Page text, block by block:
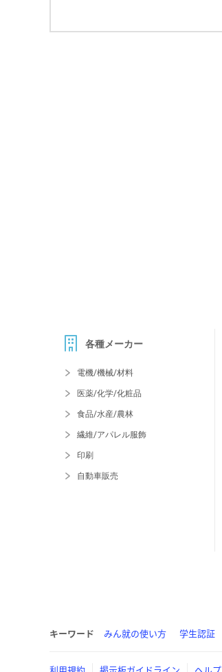
各種メーカー
電機/機械/材料
医薬/化学/化粧品
食品/水産/農林
繊維/アパレル服飾
印刷
自動車販売
キーワード みん就の使い方 学生認証